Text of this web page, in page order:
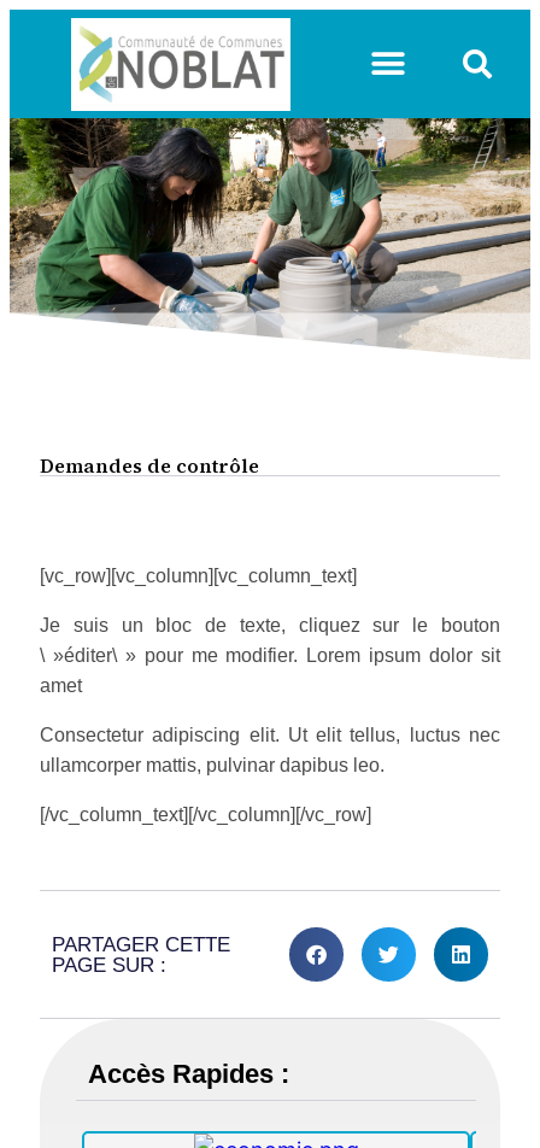
Demandes de contrôle
[vc_row][vc_column][vc_column_text]
Je suis un bloc de texte, cliquez sur le bouton
\ »éditer\ » pour me modifier. Lorem ipsum dolor sit
amet
Consectetur adipiscing elit. Ut elit tellus, luctus nec
ullamcorper mattis, pulvinar dapibus leo.
[/vc_column_text][/vc_column][/vc_row]
PARTAGER CETTE
PAGE SUR :
Accès Rapides :